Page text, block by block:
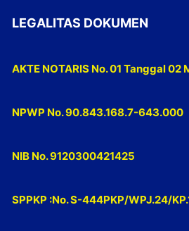
LEGALITAS DOKUMEN
AKTE NOTARIS No. 01 Tanggal 02
NPWP No. 90.843.168.7-643.000
NIB No. 9120300421425
SPPKP :No. S-444PKP/WPJ.24/